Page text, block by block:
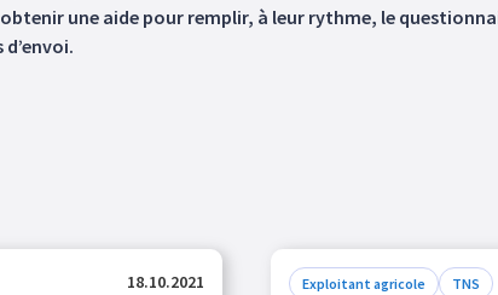
une aide pour remplir, à leur rythme, le
18.10.2021 Exploitant agricole TNS